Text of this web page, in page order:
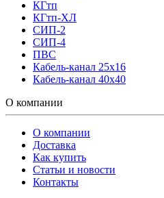
КГтп
КГтп-ХЛ
СИП-2
СИП-4
ПВС
Кабель-канал 25х16
Кабель-канал 40х40
О компании
О компании
Доставка
Как купить
Статьи и новости
Контакты